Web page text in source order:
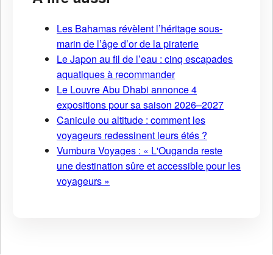
Les Bahamas révèlent l’héritage sous-
marin de l’âge d’or de la piraterie
Le Japon au fil de l’eau : cinq escapades
aquatiques à recommander
Le Louvre Abu Dhabi annonce 4
expositions pour sa saison 2026–2027
Canicule ou altitude : comment les
voyageurs redessinent leurs étés ?
Vumbura Voyages : « L'Ouganda reste
une destination sûre et accessible pour les
voyageurs »